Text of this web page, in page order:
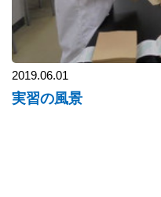
2019.06.01
実習の風景